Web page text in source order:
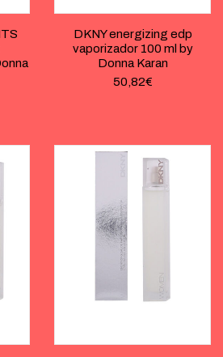
DKNY energizing edp
vaporizador 100 ml by
Donna Karan
50,82€